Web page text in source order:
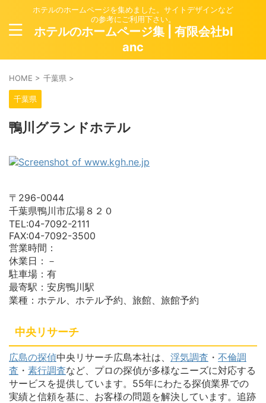
ホテルのホームページを集めました。サイトデザインなど
の参考にご利用下さい。
ホテルのホームページ集 | 有限会社bl
anc
HOME > 千葉県 >
千葉県
鴨川グランドホテル
〒296-0044
千葉県鴨川市広場８２０
TEL:04-7092-2111
FAX:04-7092-3500
営業時間：
休業日：－
駐車場：有
最寄駅：安房鴨川駅
業種：ホテル、ホテル予約、旅館、旅館予約
中央リサーチ
広島の探偵中央リサーチ広島本社は、 浮気調査 ・ 不倫調
査 ・ 素行調査など、プロの探偵が多様なニーズに対応する
サービスを提供しています。55年にわたる探偵業界での
実績と信頼を基に、お客様の問題を解決しています。追跡